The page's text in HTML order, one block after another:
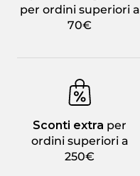
per ordini superiori a
70€
Sconti extra per
ordini superiori a
250€